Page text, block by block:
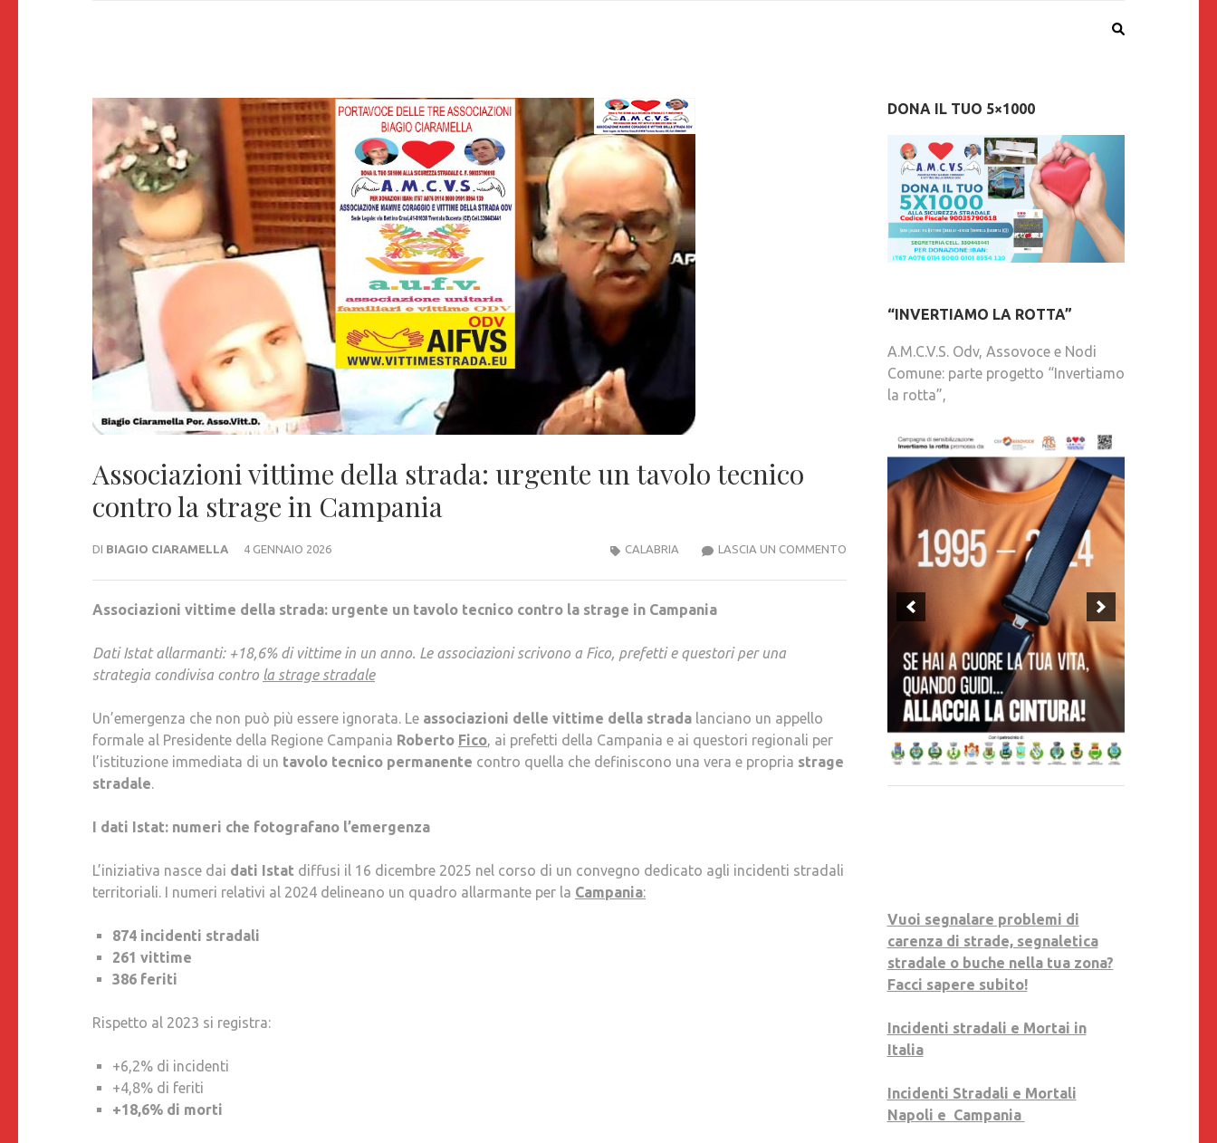
Associazioni vittime della strada: urgente un tavolo tecnico
contro la strage in Campania
DI BIAGIO CIARAMELLA 4 GENNAIO 2026 LASCIA UN COMMENTOASSOCIAZIONI
VITTIME
CALABRIA
Associazioni vittime della strada: urgente un tavolo tecnico contro la strage in Campania
Dati Istat allarmanti: +18,6% di vittime in un anno. Le associazioni scrivono a Fico, prefetti e questori per una
strategia condivisa contro la strage stradale
Un’emergenza che non può più essere ignorata. Le associazioni delle vittime della strada lanciano un appello
formale al Presidente della Regione Campania Roberto Fico, ai prefetti della Campania e ai questori regionali per
l’istituzione immediata di un tavolo tecnico permanente contro quella che definiscono una vera e propria strage
stradale.
I dati Istat: numeri che fotografano l’emergenza
L’iniziativa nasce dai dati Istat diffusi il 16 dicembre 2025 nel corso di un convegno dedicato agli incidenti stradali
territoriali. I numeri relativi al 2024 delineano un quadro allarmante per la Campania:
874 incidenti stradali
261 vittime
386 feriti
Rispetto al 2023 si registra:
+6,2% di incidenti
+4,8% di feriti
+18,6% di morti
DONA IL TUO 5×1000
“INVERTIAMO LA ROTTA”
A.M.C.V.S. Odv, Assovoce e Nodi
Comune: parte progetto “Invertiamo
la rotta”,
Vuoi segnalare problemi di
carenza di strade, segnaletica
stradale o buche nella tua zona?
Facci sapere subito!
Incidenti stradali e Mortai in
Italia
Incidenti Stradali e Mortali
Napoli e Campania